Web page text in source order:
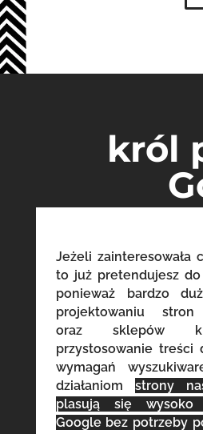
król
Jeżeli zainteresowała
to już pretendujesz
ponieważ bardzo
projektowaniu stron
oraz sklepów
przystosowanie treści
wymagań
działaniom strony
plasują się wysoko
Google bez potrzeby